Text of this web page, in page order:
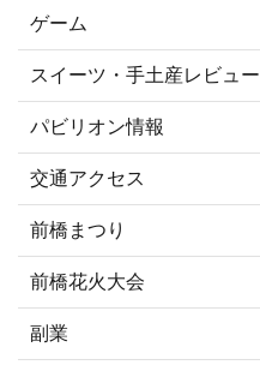
ゲーム
スイーツ・手土産レビュー
パビリオン情報
交通アクセス
前橋まつり
前橋花火大会
副業